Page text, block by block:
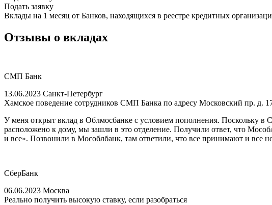
Подать заявку
Вклады на 1 месяц от Банков, находящихся в реестре кредитных
Отзывы о вкладах
СМП Банк
13.06.2023 Санкт-Петербург
Хамское поведение сотрудников СМП Банка по адресу Московский пр. д.
У меня открыт вклад в Облмосбанке с условием пополнения. Поскольку в
расположено к дому, мы зашли в это отделение. Получили ответ, что
и все». Позвонили в Мособлбанк, там ответили, что все принимают и
СберБанк
06.06.2023 Москва
Реально получить высокую ставку, если разобраться